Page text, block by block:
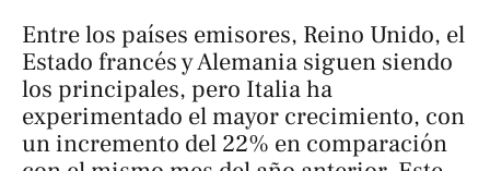
Entre los países emisores, Reino Unido, el
Estado francés y Alemania siguen siendo
los principales, pero Italia ha
experimentado el mayor crecimiento, con
un incremento del 22% en comparación